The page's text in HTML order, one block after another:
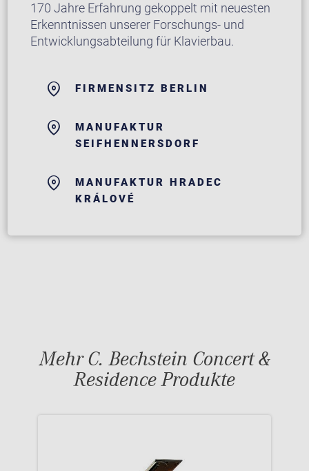
170 Jahre Erfahrung gekoppelt mit neuesten
Erkenntnissen unserer Forschungs- und
Entwicklungsabteilung für Klavierbau.
FIRMENSITZ BERLIN
MANUFAKTUR
SEIFHENNERSDORF
MANUFAKTUR HRADEC
KRÁLOVÉ
Mehr C. Bechstein Concert &
Residence Produkte